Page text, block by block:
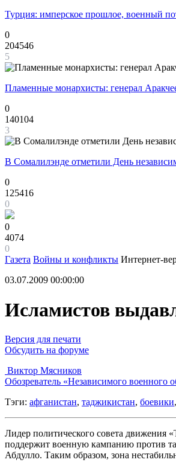
Турция: имперское прошлое, военный
0
204546
5
Пламенные монархисты: генерал
0
140104
3
В Сомалилэнде отметили День
0
125416
0
0
4074
0
Газета Войны и конфликты Интернет-
03.07.2009 00:00:00
Исламистов
Версия для печати
Обсудить на форуме
Виктор Мясников
Обозреватель «Независимого военного
Тэги: афганистан, таджикистан, боевики,
Лидер политического совета движения
поддержит военную кампанию против
Абдулло. Таким образом, зона